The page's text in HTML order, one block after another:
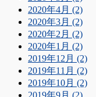
2020年4月 (2)
2020年3月 (2)
2020年2月 (2)
2020年1月 (2)
2019年12月 (2)
2019年11月 (2)
2019年10月 (2)
2019年9月 (2)